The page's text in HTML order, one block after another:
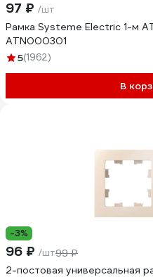
97 ₽ /шт
Рамка Systeme Electric 1-м
ATN000301
5(1962)
В
-3%
96 ₽ /шт99 ₽
2-постовая универсальная